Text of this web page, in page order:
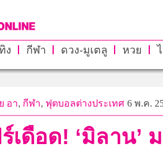
ง กีฬา ดวง-มูเตลู หวย
อา, กีฬา, ฟุตบอลต่างประเทศ 6 พ.ค.
ดือด! ‘มิลาน’